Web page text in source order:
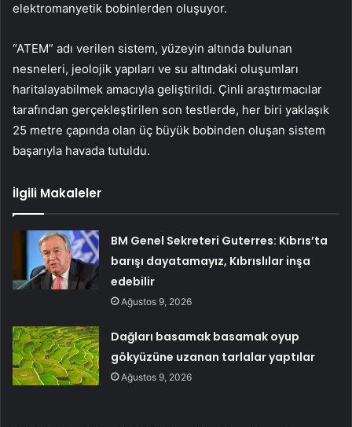
elektromanyetik bobinlerden oluşuyor.
“ATEM” adı verilen sistem, yüzeyin altında bulunan
nesneleri, jeolojik yapıları ve su altındaki oluşumları
haritalayabilmek amacıyla geliştirildi. Çinli araştırmacılar
tarafından gerçekleştirilen son testlerde, her biri yaklaşık
25 metre çapında olan üç büyük bobinden oluşan sistem
başarıyla havada tutuldu.
İlgili Makaleler
BM Genel Sekreteri Guterres: Kıbrıs’ta
barışı dayatamayız, Kıbrıslılar inşa
edebilir
Ağustos 9, 2026
Dağları basamak basamak oyup
gökyüzüne uzanan tarlalar yaptılar
Ağustos 9, 2026